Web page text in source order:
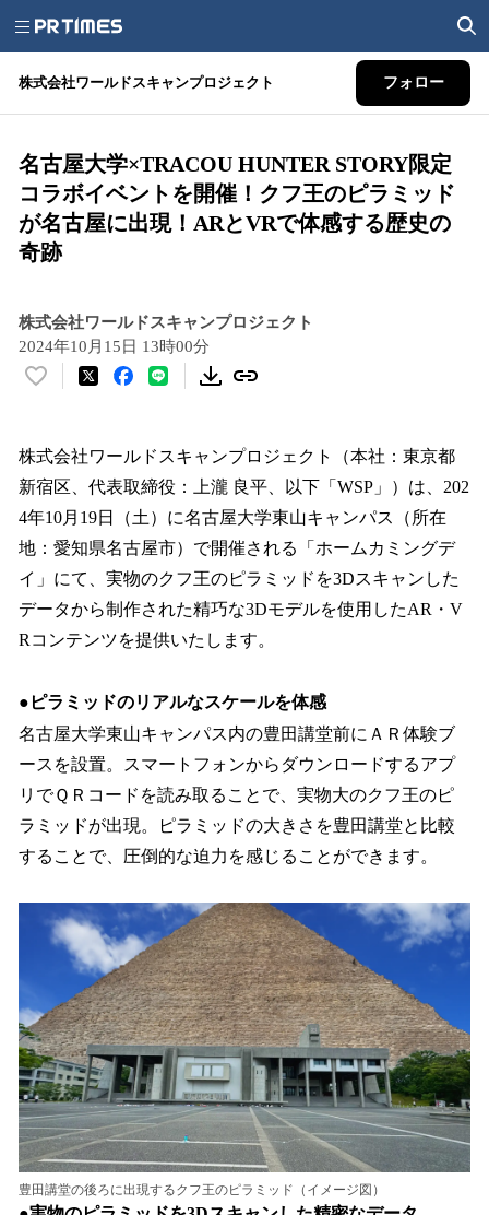
株式会社ワールドスキャンプロジェクト フォロー
名古屋大学×TRACOU HUNTER STORY限定
コラボイベントを開催！クフ王のピラミッド
が名古屋に出現！ARとVRで体感する歴史の
奇跡
株式会社ワールドスキャンプロジェクト
2024年10月15日 13時00分
い
！
数
を
読
み
み
中
で
株式会社ワールドスキャンプロジェクト（本社：東京都
新宿区、代表取締役：上瀧 良平、以下「WSP」）は、202
4年10月19日（土）に名古屋大学東山キャンパス（所在
地：愛知県名古屋市）で開催される「ホームカミングデ
イ」にて、実物のクフ王のピラミッドを3Dスキャンした
データから制作された精巧な3Dモデルを使用したAR・V
Rコンテンツを提供いたします。
● ピラミッドのリアルなスケールを体感
名古屋大学東山キャンパス内の豊田講堂前にＡＲ体験ブ
ースを設置。スマートフォンからダウンロードするアプ
リでＱＲコードを読み取ることで、実物大のクフ王のピ
ラミッドが出現。ピラミッドの大きさを豊田講堂と比較
することで、圧倒的な迫力を感じることができます。
豊田講堂の後ろに出現するクフ王のピラミッド（イメージ図）